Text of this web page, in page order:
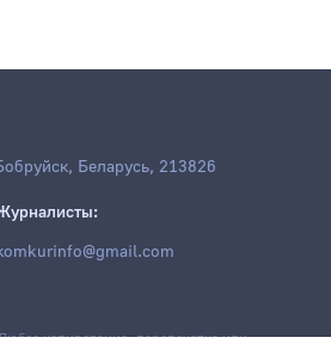
Беларусь, 213826
копирование, перепечатка или